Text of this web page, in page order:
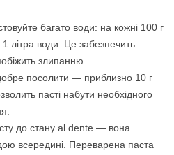
багато води: на кожні 100 г
літра води. Це забезпечить
злипанню.
посолити — приблизно 10 г
пасті набути необхідного
до стану al dente — вона
всередині. Переварена паста